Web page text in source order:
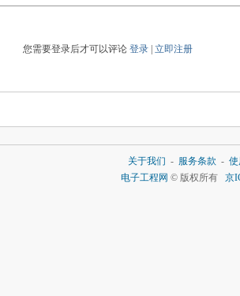
您需要登录后才可以评论 登录| 立即注册
关于我们 - 服务条款 -
电子工程网 © 版权所有 京